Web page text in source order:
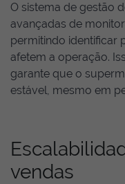
O sistema de gestão
avançadas de
permitindo identificar
afetem a operação.
garante que o
estável, mesmo em
vendas